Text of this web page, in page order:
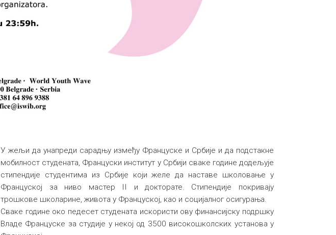
У жељи да унапреди сарадњу између Француске и Србије и да подстакне
мобилност студената, Француски институт у Србији сваке године додељује
стипендије студентима из Србије који желе да наставе школовање у
Француској за ниво мастер II и докторате. Стипендије покривају
трошкове школарине, живота у Француској, као и социјалног осигурања.
Сваке године око педесет студената искористи ову финансијску подршку
Владе Француске за студије у некој од 3500 високошколских установа у